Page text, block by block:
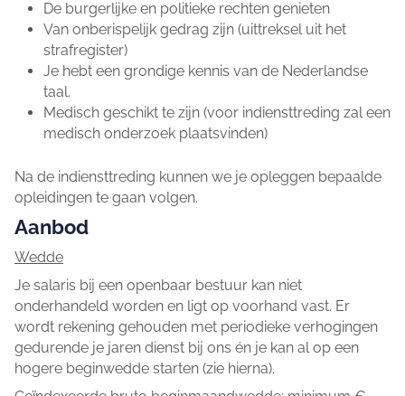
De burgerlijke en politieke rechten genieten
Van onberispelijk gedrag zijn (uittreksel uit het
strafregister)
Je hebt een grondige kennis van de Nederlandse
taal.
Medisch geschikt te zijn (voor indiensttreding zal een
medisch onderzoek plaatsvinden)
Na de indiensttreding kunnen we je opleggen bepaalde
opleidingen te gaan volgen.
Aanbod
Wedde
Je salaris bij een openbaar bestuur kan niet
onderhandeld worden en ligt op voorhand vast. Er
wordt rekening gehouden met periodieke verhogingen
gedurende je jaren dienst bij ons én je kan al op een
hogere beginwedde starten (zie hierna).